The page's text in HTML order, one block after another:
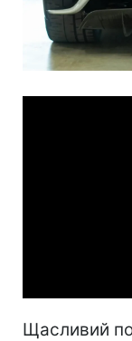
Щасливий